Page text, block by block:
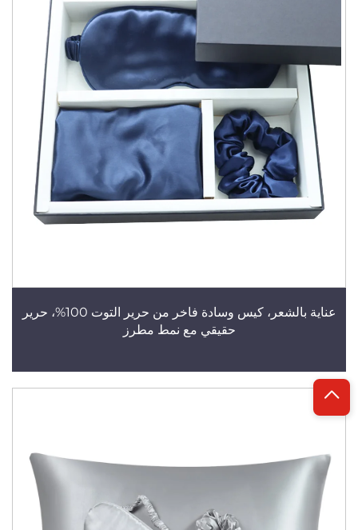
عناية بالشعر، كيس وسادة فاخر من حرير التوت 100%، حرير
حقيقي مع نمط مطرز